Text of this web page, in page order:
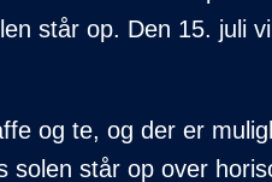
står op. Den 15. juli
og te, og der er
solen står op over